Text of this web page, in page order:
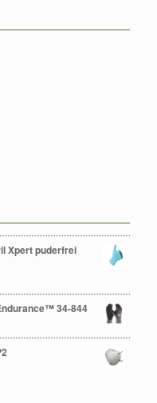
Xpert puderfrei
34-844